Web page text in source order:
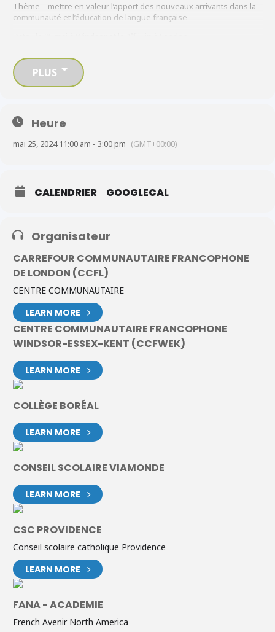
Thème – mettre en valeur l’apport des nouveaux arrivants dans la
communauté et l’éducation de langue française
Programmation : des kiosques où les partenaires présenteront
leurs services, des stands de nourriture et des
animations/activités sportives, artistiques et culturelles.
PLUS
Heure
mai 25, 2024 11:00 am - 3:00 pm (GMT+00:00)
CALENDRIER GOOGLECAL
Organisateur
CARREFOUR COMMUNAUTAIRE FRANCOPHONE
DE LONDON (CCFL)
CENTRE COMMUNAUTAIRE
LEARN MORE
CENTRE COMMUNAUTAIRE FRANCOPHONE
WINDSOR-ESSEX-KENT (CCFWEK)
LEARN MORE
COLLÈGE BORÉAL
LEARN MORE
CONSEIL SCOLAIRE VIAMONDE
LEARN MORE
CSC PROVIDENCE
Conseil scolaire catholique Providence
LEARN MORE
FANA - ACADEMIE
French Avenir North America